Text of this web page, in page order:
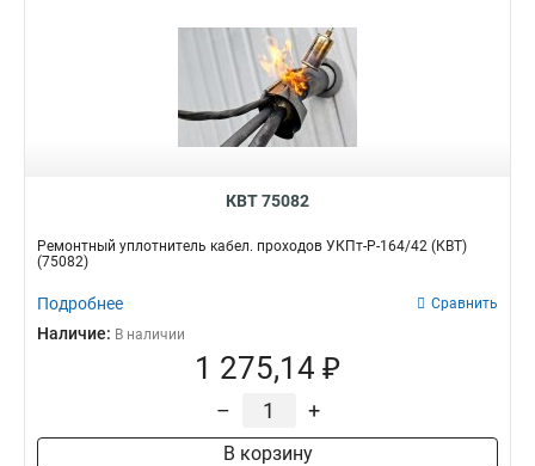
КВТ 75082
Ремонтный уплотнитель кабел. проходов УКПт-Р-164/42 (КВТ)
(75082)
Подробнее Сравнить
Наличие: В наличии
1 275,14 ₽
– +
В корзину